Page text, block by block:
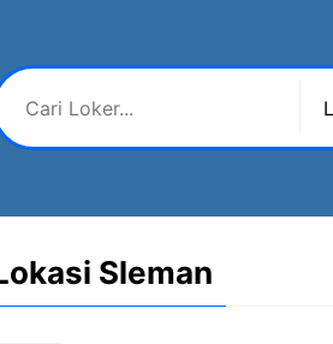
Sleman